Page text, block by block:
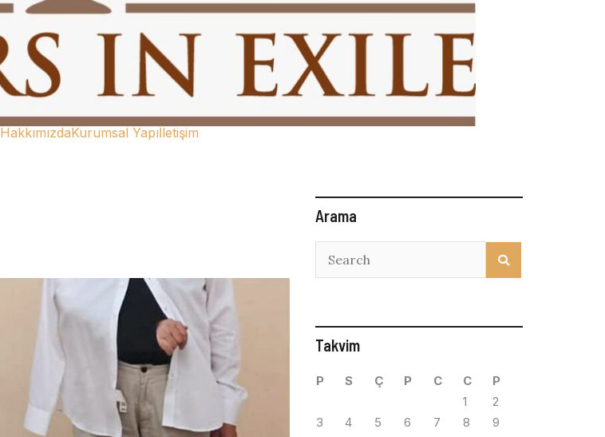
HakkımızdaKurumsal Yapıİletişim
Arama
Takvim
P S Ç P C C
P
1
2
3
4 5 6 7 8
9